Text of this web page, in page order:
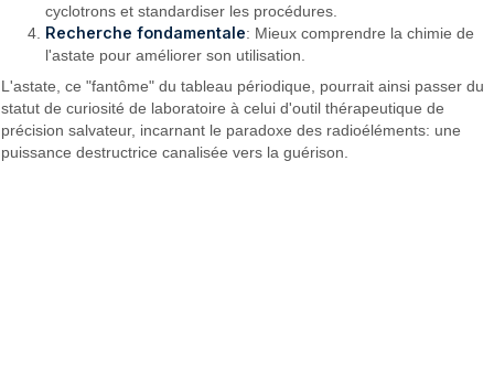
cyclotrons et standardiser les procédures.
Recherche fondamentale: Mieux comprendre la chimie de
l'astate pour améliorer son utilisation.
L'astate, ce "fantôme" du tableau périodique, pourrait ainsi passer du
statut de curiosité de laboratoire à celui d'outil thérapeutique de
précision salvateur, incarnant le paradoxe des radioéléments: une
puissance destructrice canalisée vers la guérison.